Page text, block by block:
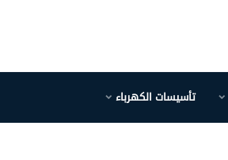
تأسيسات الكهرباء